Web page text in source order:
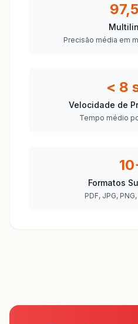
Precisão média em
< 8
Velocidade de
Tempo médio
Formatos
PDF, JPG,